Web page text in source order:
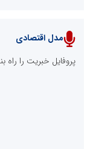
پایگاه خبری
مدل اقتصادی
پروفایل خبریت را راه